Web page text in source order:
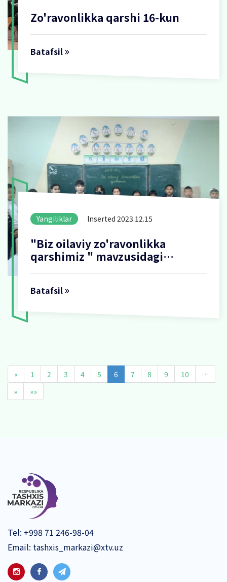
Zo'ravonlikka qarshi 16-kun
Batafsil
Yangiliklar Inserted 2023.12.15
"Biz oilaviy zo'ravonlikka
qarshimiz " mavzusidagi
Batafsil
« 1 2 3 4 5 6 7 8 9 10
…
»
»»
Tel: +998 71 246-98-04
Email: tashxis_markazi@xtv.uz